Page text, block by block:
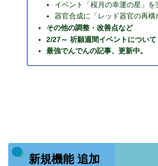
イベント「桜月の幸運の星」を
器官合成に「レッド器官の再構
その他の調整・改善点など
2/27～ 祈願週間イベントについて
最強でんでんの記事、更新中。
新規機能 追加